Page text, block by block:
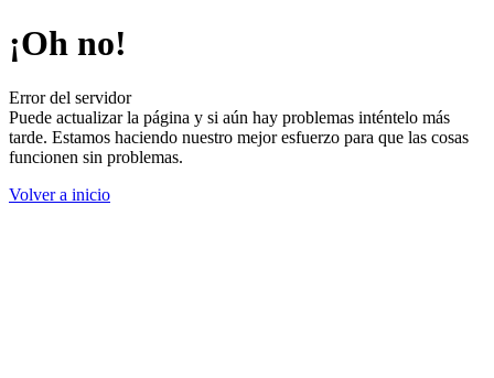
¡Oh no!
Error del servidor
Puede actualizar la página y si aún hay problemas inténtelo más
tarde. Estamos haciendo nuestro mejor esfuerzo para que las cosas
funcionen sin problemas.
Volver a inicio